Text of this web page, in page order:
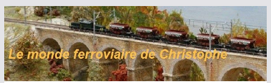
Passer
au
contenu